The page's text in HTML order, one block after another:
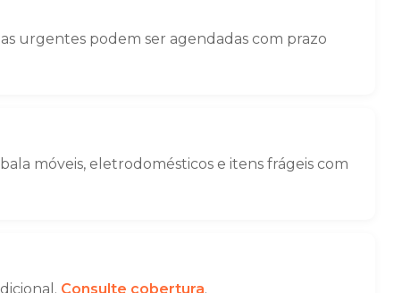
urgentes podem ser agendadas com prazo
móveis, eletrodomésticos e itens frágeis com
Consulte cobertura.